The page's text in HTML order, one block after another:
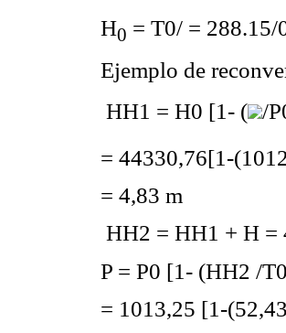
H0 = T0/ = 288.15/
Ejemplo de
HH1 = H0 [1- ( /
= 44330,76[1-
= 4,83 m
HH2 = HH1 + H =
P = P0 [1- (HH2 /
= 1013,25 [1-